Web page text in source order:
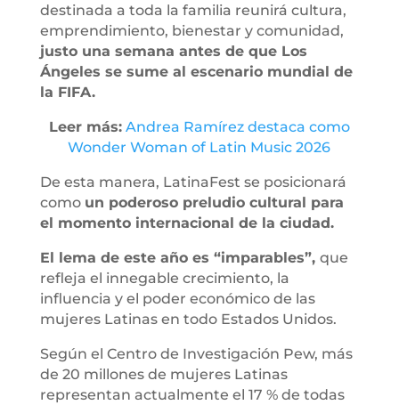
destinada a toda la familia reunirá cultura,
emprendimiento, bienestar y comunidad,
justo una semana antes de que Los
Ángeles se sume al escenario mundial de
la FIFA.
Leer más: Andrea Ramírez destaca como
Wonder Woman of Latin Music 2026
De esta manera, LatinaFest se posicionará
como un poderoso preludio cultural para
el momento internacional de la ciudad.
El lema de este año es “imparables”, que
refleja el innegable crecimiento, la
influencia y el poder económico de las
mujeres Latinas en todo Estados Unidos.
Según el Centro de Investigación Pew, más
de 20 millones de mujeres Latinas
representan actualmente el 17 % de todas